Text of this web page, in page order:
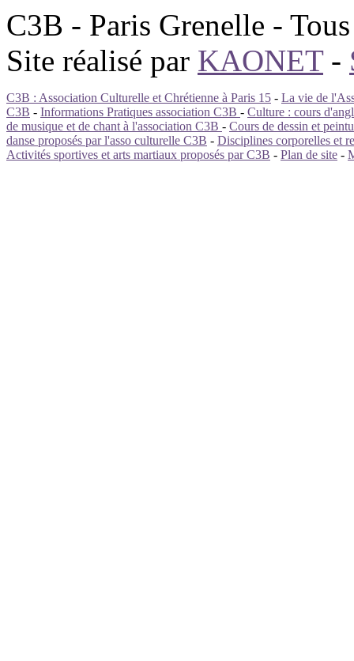
C3B - Paris Grenelle -
Site réalisé par KAONET-
C3B : Association Culturelle et Chrétienne à Paris 15 - La vie de
C3B - Informations Pratiques association C3B - Culture : cours
de musique et de chant à l'association C3B - Cours de dessin et
danse proposés par l'asso culturelle C3B - Disciplines corporelles et
Activités sportives et arts martiaux proposés par C3B - Plan de site -